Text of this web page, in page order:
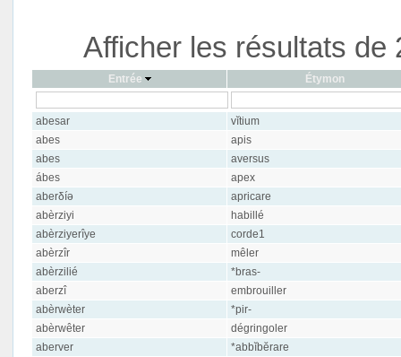
Afficher les résultats de
Entrée Étymon
abesar
vĭtium
abes
apis
abes
aversus
ábes
apex
aberδíə
apricare
abèrziyi
habillé
abèrziyerîye
corde1
abèrzîr
mêler
abèrzilié
*bras-
aberzî
embrouiller
abèrwèter
*pir-
abèrwêter
dégringoler
aberver
*abbĭbĕrare